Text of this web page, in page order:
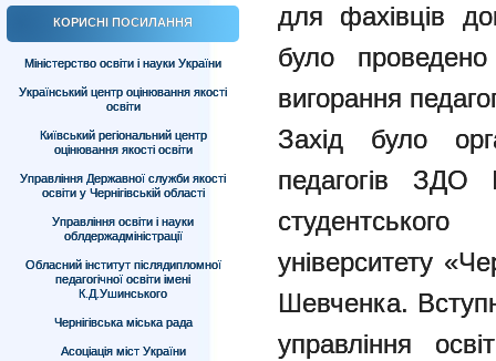
КОРИСНІ ПОСИЛАННЯ
Міністерство освіти і науки України
Український центр оцінювання якості
освіти
Київський регіональний центр
оцінювання якості освіти
Управління Державної служби якості
освіти у Чернігівській області
Управління освіти і науки
облдержадміністрації
Обласний інститут післядипломної
педагогічної освіти імені
К.Д.Ушинського
Чернігівська міська рада
Асоціація міст України
для фахівців
було проведено
вигорання
Захід було
педагогів
університету
Шевченка.
управління